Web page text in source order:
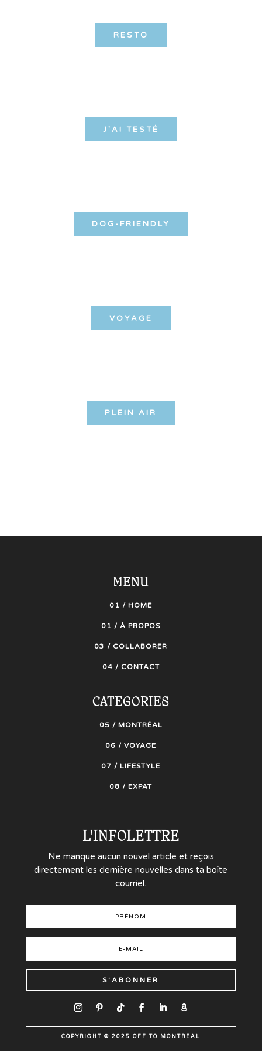
RESTO
J'AI TESTÉ
DOG-FRIENDLY
VOYAGE
PLEIN AIR
MENU
01 / HOME
01 / À PROPOS
03 / COLLABORER
04 / CONTACT
CATEGORIES
05 / MONTRÉAL
06 / VOYAGE
07 / LIFESTYLE
08 / EXPAT
L'INFOLETTRE
Ne manque aucun nouvel article et reçois
directement les dernière nouvelles dans ta boîte
courriel.
S'ABONNER
COPYRIGHT © 2025 OFF TO MONTREAL